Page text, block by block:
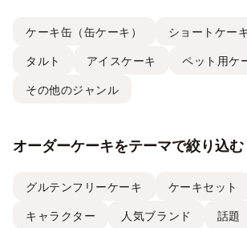
ケーキ缶（缶ケーキ） ショートケー
タルト アイスケーキ ペット用ケ
その他のジャンル
オーダーケーキをテーマで絞り込む
グルテンフリーケーキ ケーキセット
キャラクター 人気ブランド 話題